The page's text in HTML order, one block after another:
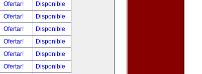
Ofertar!
Disponible
Ofertar!
Disponible
Ofertar!
Disponible
Ofertar!
Disponible
Ofertar!
Disponible
Ofertar!
Disponible